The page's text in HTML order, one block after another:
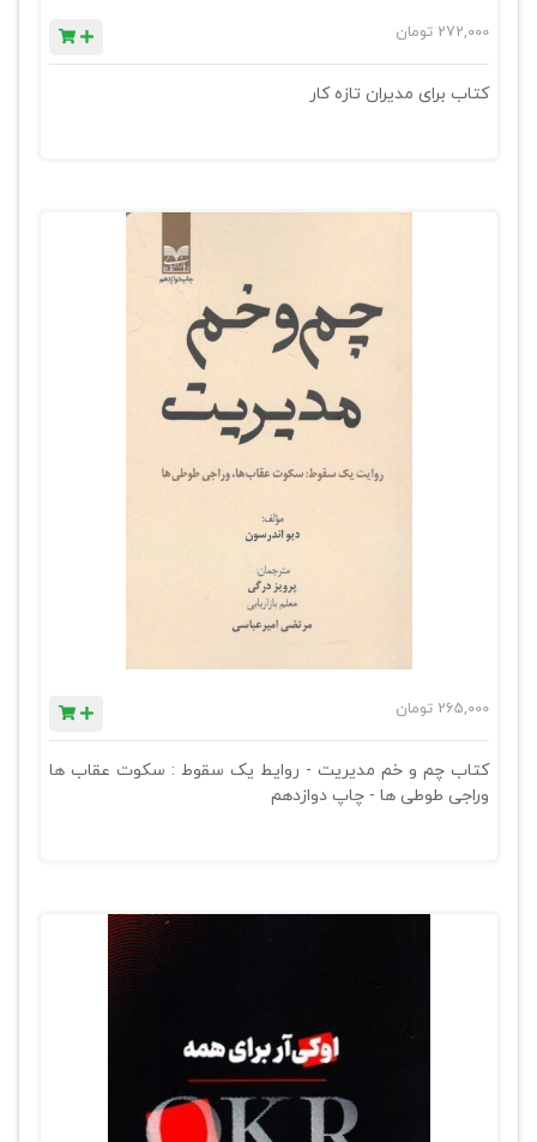
272,000 تومان
کتاب برای مدیران تازه کار
265,000 تومان
کتاب چم و خم مدیریت - روایط یک سقوط : سکوت عقاب ها
وراجی طوطی ها - چاپ دوازدهم